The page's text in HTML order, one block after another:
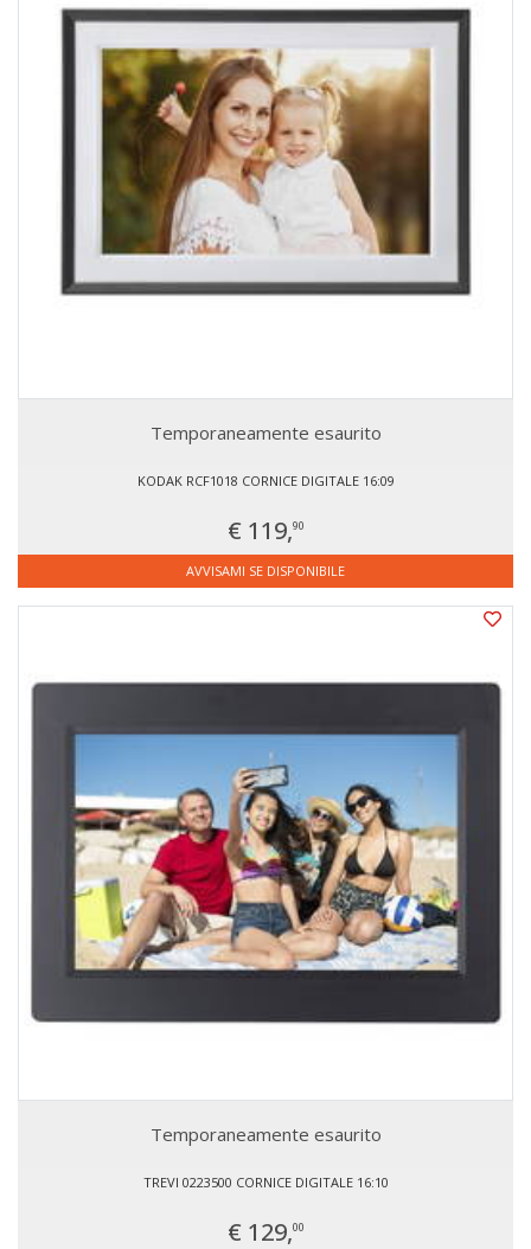
Temporaneamente esaurito
KODAK RCF1018 CORNICE DIGITALE 16:09
€ 119,90
AVVISAMI SE DISPONIBILE
Temporaneamente esaurito
TREVI 0223500 CORNICE DIGITALE 16:10
€ 129,00